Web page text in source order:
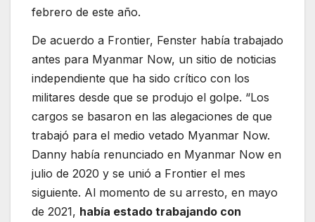
febrero de este año.
De acuerdo a Frontier, Fenster había trabajado
antes para Myanmar Now, un sitio de noticias
independiente que ha sido crítico con los
militares desde que se produjo el golpe. “Los
cargos se basaron en las alegaciones de que
trabajó para el medio vetado Myanmar Now.
Danny había renunciado en Myanmar Now en
julio de 2020 y se unió a Frontier el mes
siguiente. Al momento de su arresto, en mayo
de 2021, había estado trabajando con